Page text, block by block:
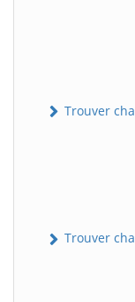
Trouver
Trouver